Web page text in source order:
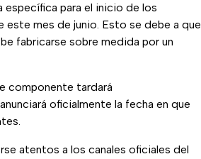
específica para el inicio de los
este mes de junio. Esto se debe a que
fabricarse sobre medida por un
componente tardará
oficialmente la fecha en que
atentos a los canales oficiales del